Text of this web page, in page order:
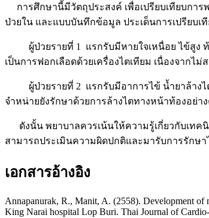
การศึกษานี้มีวัตถุประสงค์ เพื่อเปรียบเทียบการ
ป่วยใน และแบบบันทึกข้อมูล ประเด็นการเปรียบ
ผู้ป่วยรายที่ 1 แรกรับมีหายใจเหนื่อย ไข้สูง ท้อง
เป็นการฟอกเลือดด้วยเครื่องไตเทียม เนื่องจากไ
ผู้ป่วยรายที่ 2 แรกรับมีอาการไข้ น้ำยาล้างไตท
จำหน่ายยังรักษาด้วยการล้างไตทางหน้าท้องอย่าง
ดังนั้น พยาบาลควรเน้นให้ความรู้เกี่ยวกับเทค
สามารถประเมินความผิดปกติและมารับการรักษ
เอกสารอ้างอิง
Annapanurak, R., Manit, A. (2558). Development of
King Narai hospital Lop Buri. Thai Journal of